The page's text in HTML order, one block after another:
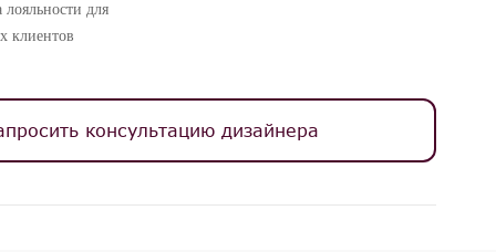
для
клиентов
консультацию дизайнера